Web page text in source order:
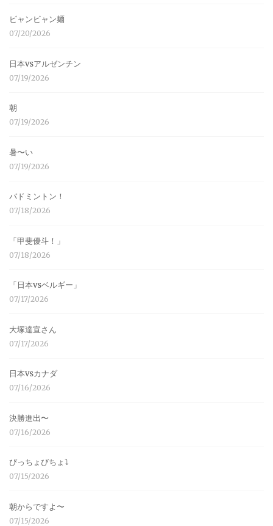
ビャンビャン麺
07/20/2026
日本vsアルゼンチン
07/19/2026
朝
07/19/2026
暑〜い
07/19/2026
バドミントン！
07/18/2026
「甲斐優斗！」
07/18/2026
「日本vsベルギー」
07/17/2026
大塚達宣さん
07/17/2026
日本vsカナダ
07/16/2026
決勝進出〜
07/16/2026
びっちょびちょ⤵︎
07/15/2026
朝からですよ〜
07/15/2026